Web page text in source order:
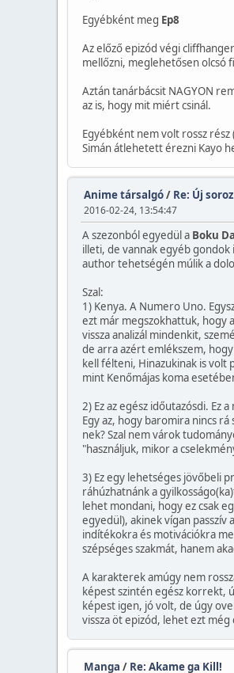
Egyébként meg Ep8
Az előző epizód végi
mellőzni, meglehetősen olcsó
Aztán tanárbácsit NAGYON
az is, hogy mit miért csinál.
Egyébként nem volt rossz
Simán átlehetett érezni Kayo
Anime társalgó/ Re: Új
2016-02-24, 13:54:47
A szezonból egyedül a Boku
illeti, de vannak egyéb gondok
author tehetségén múlik a
Szal:
1) Kenya. A Numero Uno.
ezt már megszokhattuk, hogy
vissza analizál mindenkit,
de arra azért emlékszem,
kell félteni, Hinazukinak is volt
mint Kenőmájas koma
2) Ez az egész időutazósdi.
Egy az, hogy baromira nincs
nek? Szal nem várok
"használjuk, mikor a
3) Ez egy lehetséges jövőbeli
ráhúzhatnánk a
lehet mondani, hogy ez csak
egyedül), akinek vígan passzív
indítékokra és motivációkra
szépséges szakmát, hanem
A karakterek amúgy nem
képest szintén egész korrekt,
képest igen, jó volt, de úgy
vissza öt epizód, lehet ezt még
Manga / Re: Akame ga Kill!